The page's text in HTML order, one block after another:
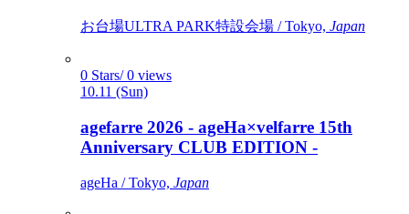
お台場ULTRA PARK特設会場 / Tokyo, Japan
0 Stars/ 0 views
10.11 (Sun)
agefarre 2026 - ageHa×velfarre 15th
Anniversary CLUB EDITION -
ageHa / Tokyo, Japan